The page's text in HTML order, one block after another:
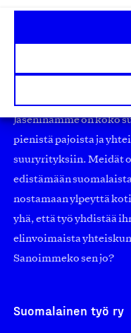
Jäseninämme on koko
pienistä pajoista ja
suuryrityksiin. Meidät
edistämään
nostamaan ylpeyttä
yhä, että työ yhdistää
elinvoimaista
Sanoimmeko sen jo?
Suomalainen työ ry